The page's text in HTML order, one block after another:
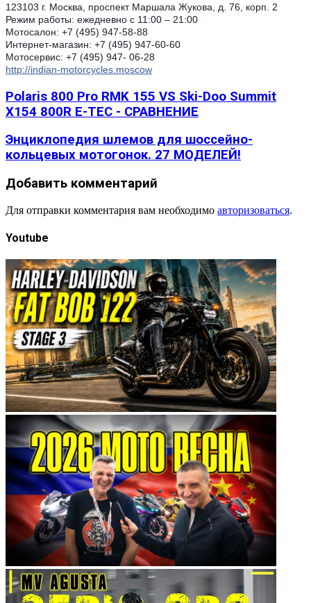
123103 г. Москва, проспект Маршала Жукова, д. 76, корп. 2
Режим работы: ежедневно с 11:00 – 21:00
Мотосалон: +7 (495) 947-58-88
Интернет-магазин: +7 (495) 947-60-60
Мотосервис: +7 (495) 947- 06-28
http://indian-motorcycles.moscow
Polaris 800 Pro RMK 155 VS Ski-Doo Summit
X154 800R E-TEC - СРАВНЕНИЕ
Энциклопедия шлемов для шоссейно-
кольцевых мотогонок. 27 МОДЕЛЕЙ!
Добавить комментарий
Для отправки комментария вам необходимо авторизоваться.
Youtube